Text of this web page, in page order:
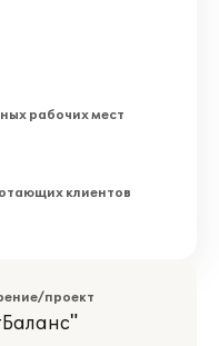
рабочих мест
клиентов
проект